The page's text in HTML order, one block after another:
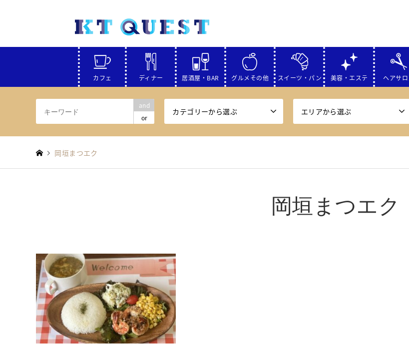
カフェ ディナー 居酒屋・BAR グルメその他 スイーツ・パン 美容・エステ ヘアサロ
and
or
カテゴリーから選ぶ エリアから選ぶ
岡垣まつエク
岡垣まつエク